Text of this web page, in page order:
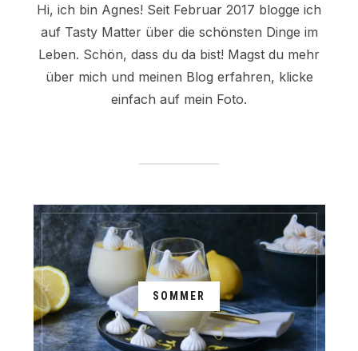
Hi, ich bin Agnes! Seit Februar 2017 blogge ich
auf Tasty Matter über die schönsten Dinge im
Leben. Schön, dass du da bist! Magst du mehr
über mich und meinen Blog erfahren, klicke
einfach auf mein Foto.
SOMMER